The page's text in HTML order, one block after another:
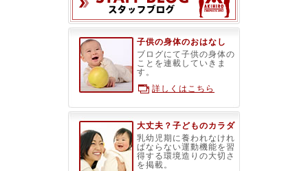
子供の身体のおはなし
ブログにて子供の身体の
ことを連載していきま
す。
詳しくはこちら
大丈夫？子どものカラダ
乳幼児期に養われなけれ
ばならない運動機能を習
得する環境造りの大切さ
を掲載。